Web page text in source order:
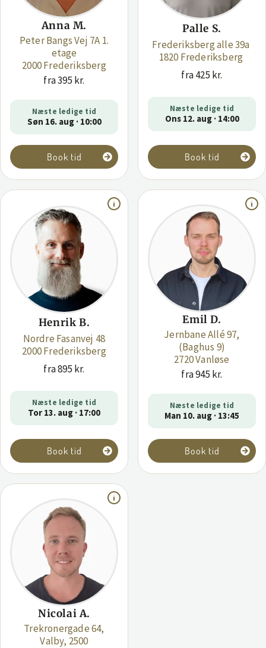
Anna M.
Peter Bangs Vej 7A 1.
etage
2000 Frederiksberg
fra 395 kr.
Næste ledige tid
Søn 16. aug · 10:00
Book tid
Palle S.
Frederiksberg alle 39a
1820 Frederiksberg
fra 425 kr.
Næste ledige tid
Ons 12. aug · 14:00
Book tid
Henrik B.
Nordre Fasanvej 48
2000 Frederiksberg
fra 895 kr.
Næste ledige tid
Tor 13. aug · 17:00
Book tid
Emil D.
Jernbane Allé 97,
(Baghus 9)
2720 Vanløse
fra 945 kr.
Næste ledige tid
Man 10. aug · 13:45
Book tid
Nicolai A.
Trekronergade 64,
Valby, 2500